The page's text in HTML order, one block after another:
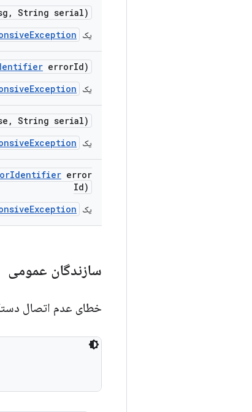
, String serial)
یک
errorId)
یک
, String serial)
یک
Identifier error
Id)
یک
سازندگان عمومی
خطای عدم اتصال